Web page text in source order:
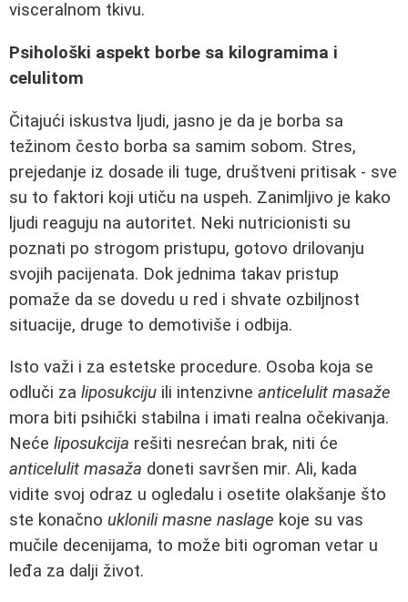
visceralnom tkivu.
Psihološki aspekt borbe sa kilogramima i
celulitom
Čitajući iskustva ljudi, jasno je da je borba sa
težinom često borba sa samim sobom. Stres,
prejedanje iz dosade ili tuge, društveni pritisak - sve
su to faktori koji utiču na uspeh. Zanimljivo je kako
ljudi reaguju na autoritet. Neki nutricionisti su
poznati po strogom pristupu, gotovo drilovanju
svojih pacijenata. Dok jednima takav pristup
pomaže da se dovedu u red i shvate ozbiljnost
situacije, druge to demotiviše i odbija.
Isto važi i za estetske procedure. Osoba koja se
odluči za liposukciju ili intenzivne anticelulit masaže
mora biti psihički stabilna i imati realna očekivanja.
Neće liposukcija rešiti nesrećan brak, niti će
anticelulit masaža doneti savršen mir. Ali, kada
vidite svoj odraz u ogledalu i osetite olakšanje što
ste konačno uklonili masne naslage koje su vas
mučile decenijama, to može biti ogroman vetar u
leđa za dalji život.